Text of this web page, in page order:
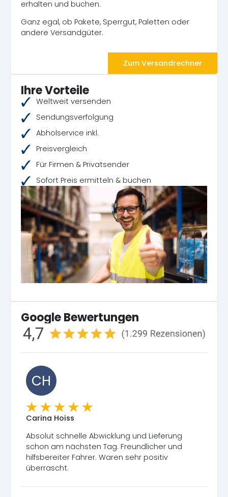
erhalten und buchen.
Ganz egal, ob Pakete, Sperrgut, Paletten oder
andere Versandgüter.
Zum Versandrechner
Ihre Vorteile
Weltweit versenden
Sendungsverfolgung
Abholservice inkl.
Preisvergleich
Für Firmen & Privatsender
Sofort Preis ermitteln & buchen
Google Bewertungen
CH
Carina Hoiss
Absolut schnelle Abwicklung und Lieferung
schon am nächsten Tag. Freundlicher und
hilfsbereiter Fahrer. Waren sehr positiv
überrascht.